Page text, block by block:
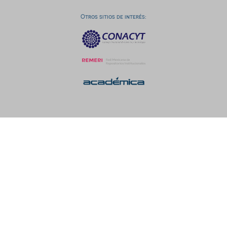
Otros sitios de interés: